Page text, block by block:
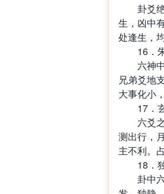
卦爻绝
生，凶中
处逢生，
16．朱
六神中
兄弟爻地
大事化小
17．玄
六爻之
测出行，
主不利。
18．独
卦中六